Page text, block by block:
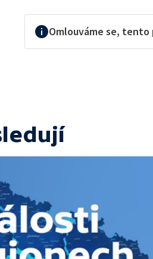
Omlouváme se,